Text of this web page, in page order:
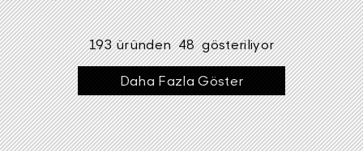
193üründen48gösteriliyor
Daha Fazla Göster